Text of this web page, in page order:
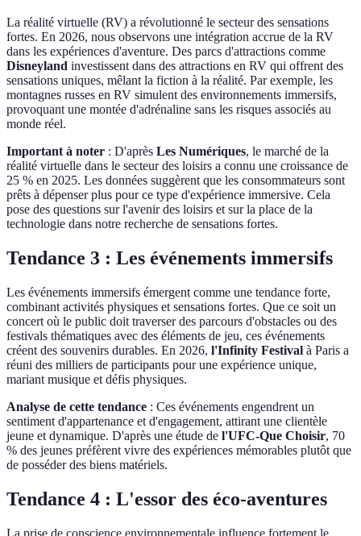
La réalité virtuelle (RV) a révolutionné le secteur des sensations
fortes. En 2026, nous observons une intégration accrue de la RV
dans les expériences d'aventure. Des parcs d'attractions comme
Disneyland investissent dans des attractions en RV qui offrent des
sensations uniques, mêlant la fiction à la réalité. Par exemple, les
montagnes russes en RV simulent des environnements immersifs,
provoquant une montée d'adrénaline sans les risques associés au
monde réel.
Important à noter : D'après Les Numériques, le marché de la
réalité virtuelle dans le secteur des loisirs a connu une croissance de
25 % en 2025. Les données suggèrent que les consommateurs sont
prêts à dépenser plus pour ce type d'expérience immersive. Cela
pose des questions sur l'avenir des loisirs et sur la place de la
technologie dans notre recherche de sensations fortes.
Tendance 3 : Les événements immersifs
Les événements immersifs émergent comme une tendance forte,
combinant activités physiques et sensations fortes. Que ce soit un
concert où le public doit traverser des parcours d'obstacles ou des
festivals thématiques avec des éléments de jeu, ces événements
créent des souvenirs durables. En 2026, l'Infinity Festival à Paris a
réuni des milliers de participants pour une expérience unique,
mariant musique et défis physiques.
Analyse de cette tendance : Ces événements engendrent un
sentiment d'appartenance et d'engagement, attirant une clientèle
jeune et dynamique. D'après une étude de l'UFC-Que Choisir, 70
% des jeunes préfèrent vivre des expériences mémorables plutôt que
de posséder des biens matériels.
Tendance 4 : L'essor des éco-aventures
La prise de conscience environnementale influence fortement le